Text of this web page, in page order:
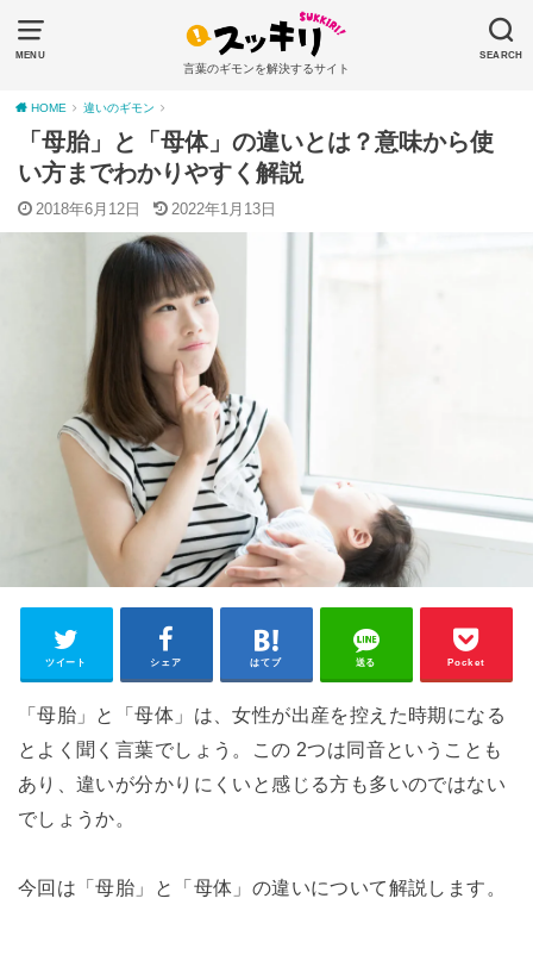
MENU SEARCH
言葉のギモンを解決するサイト
HOME 違いのギモン
「母胎」と「母体」の違いとは？意味から使
い方までわかりやすく解説
2018年6月12日 2022年1月13日
ツイート シェア はてブ 送る Pocket
「母胎」と「母体」は、女性が出産を控えた時期になる
とよく聞く言葉でしょう。この 2つは同音ということも
あり、違いが分かりにくいと感じる方も多いのではない
でしょうか。
今回は「母胎」と「母体」の違いについて解説します。